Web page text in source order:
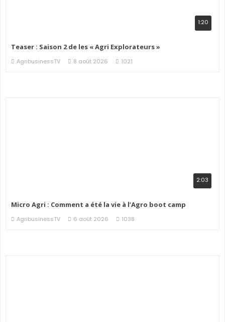
1:20
Teaser : Saison 2 de les « Agri Explorateurs »
AgribusinessTV 8 août 2026 1021
2:03
Micro Agri : Comment a été la vie à l’Agro boot camp
AgribusinessTV 6 août 2026 1038